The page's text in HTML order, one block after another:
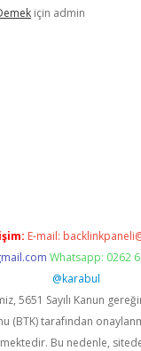
için admin
E-mail:
Whatsapp: 0262
@karabul
5651 Sayılı Kanun
(BTK) tarafından
Bu nedenle,